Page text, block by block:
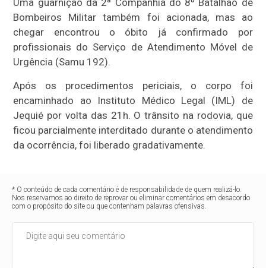
Uma guarnição da 2ª Companhia do 8º Batalhão de
Bombeiros Militar também foi acionada, mas ao
chegar encontrou o óbito já confirmado por
profissionais do Serviço de Atendimento Móvel de
Urgência (Samu 192).
Após os procedimentos periciais, o corpo foi
encaminhado ao Instituto Médico Legal (IML) de
Jequié por volta das 21h. O trânsito na rodovia, que
ficou parcialmente interditado durante o atendimento
da ocorrência, foi liberado gradativamente.
* O conteúdo de cada comentário é de responsabilidade de quem realizá-lo.
Nos reservamos ao direito de reprovar ou eliminar comentários em desacordo
com o propósito do site ou que contenham palavras ofensivas.